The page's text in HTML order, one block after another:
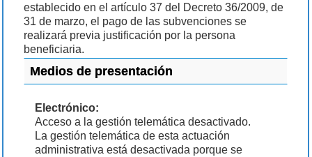
establecido en el artículo 37 del Decreto 36/2009, de
31 de marzo, el pago de las subvenciones se
realizará previa justificación por la persona
beneficiaria.
Medios de presentación
Electrónico:
Acceso a la gestión telemática desactivado.
La gestión telemática de esta actuación
administrativa está desactivada porque se